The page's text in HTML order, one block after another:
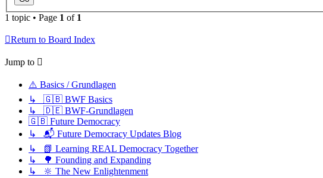
1 topic • Page 1 of 1
Return to Board Index
Jump to
⚠️ Basics / Grundlagen
↳ 🇬🇧 BWF Basics
↳ 🇩🇪 BWF-Grundlagen
🇬🇧 Future Democracy
↳ 📬 Future Democracy Updates Blog
↳ 📗 Learning REAL Democracy Together
↳ 🌳 Founding and Expanding
↳ 🔆 The New Enlightenment